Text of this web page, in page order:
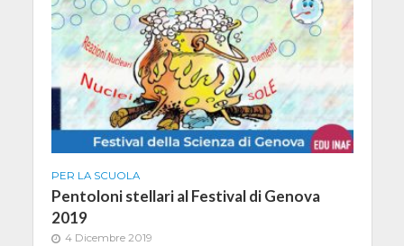
PER LA SCUOLA
Pentoloni stellari al Festival di Genova
2019
4 Dicembre 2019